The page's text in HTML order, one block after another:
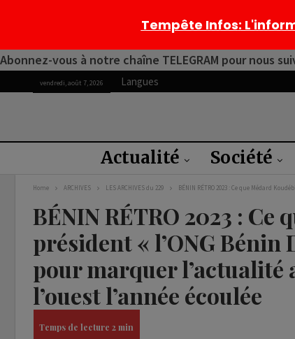
Abonnez-vous à notre chaîne TELEGRAM pour nous
vendredi, août 7, 2026 Langues
Actualité Société
Home ARCHIVES LES ARCHIVES du 229 BÉNIN RÉTRO 2023 : Ce que Médard
BÉNIN RÉTRO 2023 : Ce
président « l’ONG
pour marquer l’actualité
l’ouest l’année écoulée
Tempête Infos: